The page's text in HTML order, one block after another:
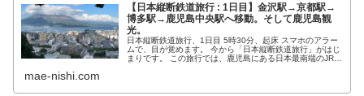
【日本縦断鉄道旅行 : 1日目】金沢駅→京都駅→
博多駅→鹿児島中央駅へ移動。そして鹿児島観
光。
日本縦断鉄道旅行、1日目 5時30分、起床 スマホのアラー
ムで、目が覚めます。 今から「日本縦断鉄道旅行」がはじ
まりです。 この旅行では、鹿児島にある日本最南端のJRの
mae-nishi.com